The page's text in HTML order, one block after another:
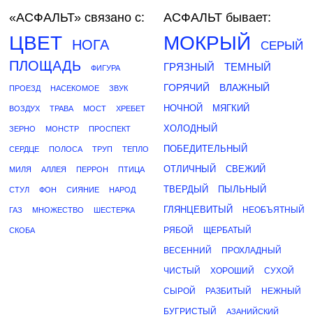
«АСФАЛЬТ» связано с:
ЦВЕТ
НОГА
ПЛОЩАДЬ
ФИГУРА
ПРОЕЗД НАСЕКОМОЕ ЗВУК
ВОЗДУХ ТРАВА МОСТ ХРЕБЕТ
ЗЕРНО МОНСТР ПРОСПЕКТ
СЕРДЦЕ ПОЛОСА ТРУП ТЕПЛО
МИЛЯ АЛЛЕЯ ПЕРРОН ПТИЦА
СТУЛ ФОН СИЯНИЕ НАРОД
ГАЗ МНОЖЕСТВО ШЕСТЕРКА
СКОБА
АСФАЛЬТ бывает:
МОКРЫЙ СЕРЫЙ
ГРЯЗНЫЙ ТЕМНЫЙ
ГОРЯЧИЙ ВЛАЖНЫЙ
НОЧНОЙ
МЯГКИЙ
ХОЛОДНЫЙ
ПОБЕДИТЕЛЬНЫЙ
ОТЛИЧНЫЙ
СВЕЖИЙ
ТВЕРДЫЙ
ПЫЛЬНЫЙ
ГЛЯНЦЕВИТЫЙ
НЕОБЪЯТНЫЙ
РЯБОЙ ЩЕРБАТЫЙ
ВЕСЕННИЙ ПРОХЛАДНЫЙ
ЧИСТЫЙ ХОРОШИЙ СУХОЙ
СЫРОЙ РАЗБИТЫЙ НЕЖНЫЙ
БУГРИСТЫЙ АЗАНИЙСКИЙ